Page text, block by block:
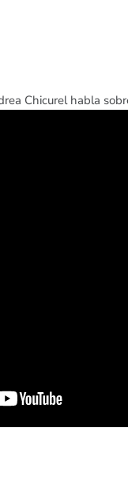
Chicurel habla